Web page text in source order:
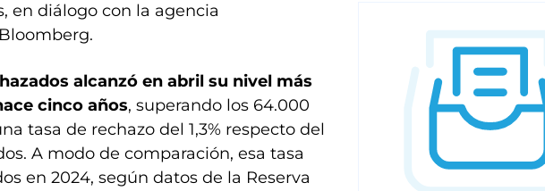
en diálogo con la agencia
alcanzó en abril su nivel más
cinco años, superando los 64.000
tasa de rechazo del 1,3% respecto del
A modo de comparación, esa tasa
en 2024, según datos de la Reserva